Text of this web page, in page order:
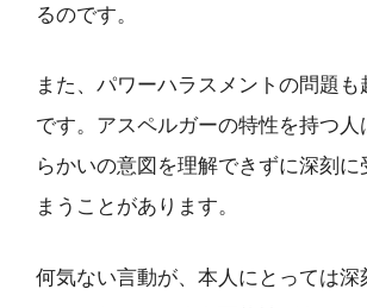
るのです。
また、パワーハラスメントの問題も
です。アスペルガーの特性を持つ人
らかいの意図を理解できずに深刻に
まうことがあります。
何気ない言動が、本人にとっては深